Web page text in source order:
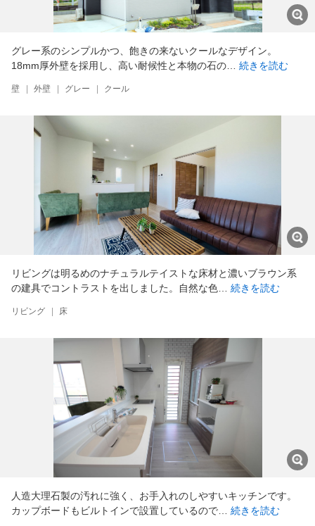
グレー系のシンプルかつ、飽きの来ないクールなデザイン。
18mm厚外壁を採用し、高い耐候性と本物の石の… 続きを読む
壁 外壁 グレー クール
リビングは明るめのナチュラルテイストな床材と濃いブラウン系
の建具でコントラストを出しました。自然な色… 続きを読む
リビング 床
人造大理石製の汚れに強く、お手入れのしやすいキッチンです。
カップボードもビルトインで設置しているので… 続きを読む